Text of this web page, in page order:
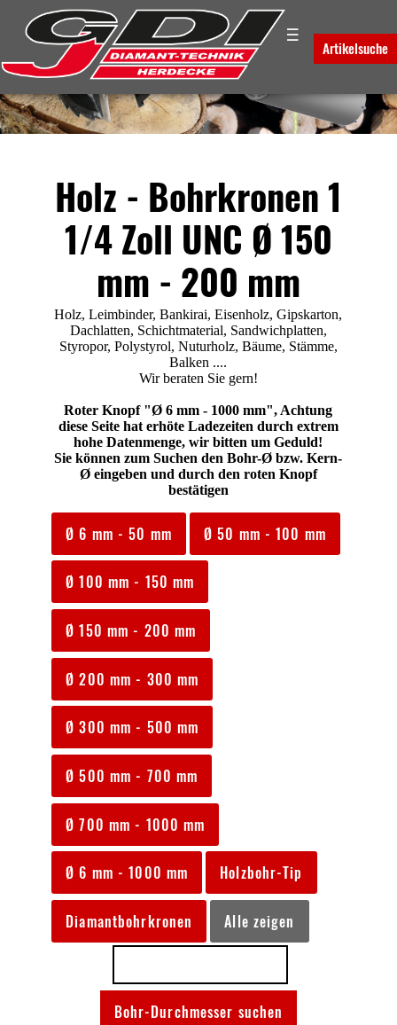
☰
Artikelsuche
Holz - Bohrkronen 1
1/4 Zoll UNC Ø 150
mm - 200 mm
Holz, Leimbinder, Bankirai, Eisenholz, Gipskarton,
Dachlatten, Schichtmaterial, Sandwichplatten,
Styropor, Polystyrol, Nuturholz, Bäume, Stämme,
Balken ....
Wir beraten Sie gern!
Roter Knopf "Ø 6 mm - 1000 mm", Achtung
diese Seite hat erhöte Ladezeiten durch extrem
hohe Datenmenge, wir bitten um Geduld!
Sie können zum Suchen den Bohr-Ø bzw. Kern-
Ø eingeben und durch den roten Knopf
bestätigen
Ø 6 mm - 50 mm Ø 50 mm - 100 mm
Ø 100 mm - 150 mm
Ø 150 mm - 200 mm
Ø 200 mm - 300 mm
Ø 300 mm - 500 mm
Ø 500 mm - 700 mm
Ø 700 mm - 1000 mm
Ø 6 mm - 1000 mm Holzbohr-Tip
Diamantbohrkronen Alle zeigen